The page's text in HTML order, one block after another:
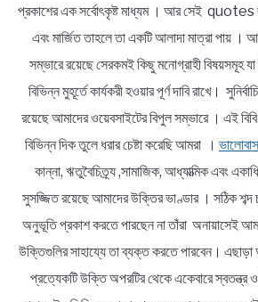
প্রকাশের এক সর্বোৎকৃষ্ট মাধ্যম । আর সেই quotes
এবং মার্জিত তাহলে তা একটি আলাদা মাত্রা পায় ।
সম্ভারে রয়েছে সেরকমই কিছু মনোগ্রাহী বিষয়সমূহ যা
বিভিন্ন মুহূর্তে কার্যকরী হওয়ার পূর্ণ দাবি রাখে।
রয়েছে আমাদের ওয়েবসাইটের বিপুল সম্ভারে । এই
বিভিন্ন দিক তুলে ধরার চেষ্টা করেছি আমরা ।
কান্না, ঋতুবৈচিত্র্য ,সামাজিক, আধ্যাত্মিক এবং
সুসজ্জিত রয়েছে আমাদের উক্তির ভাণ্ডার । সঠিক শব্দ
অনুভূতি প্রকাশ করতে পারছেন না তাঁরা অনায়াসেই
উক্তিগুলির সাহায্যে তা ব্যক্ত করতে পারবেন।
প্রত্যেকটি উক্তি অপরটির থেকে একেবারে স্বতন্ত্র